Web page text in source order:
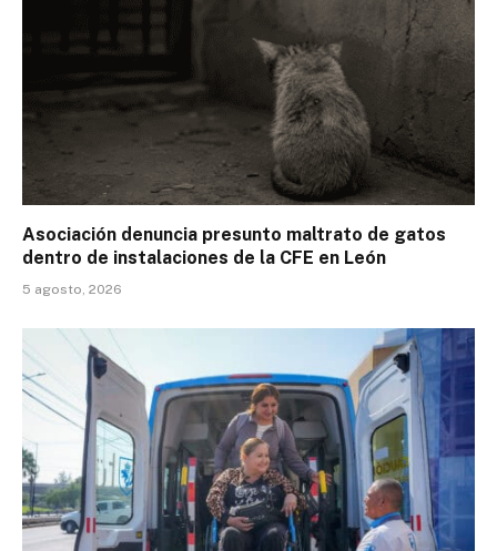
Asociación denuncia presunto maltrato de gatos
dentro de instalaciones de la CFE en León
5 agosto, 2026